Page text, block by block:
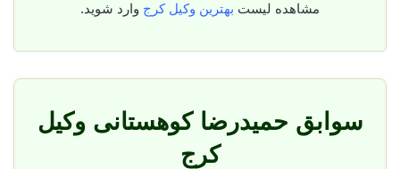
مشاهده لیست بهترین وکیل کرج وارد شوید.
سوابق حمیدرضا کوهستانی وکیل
کرج